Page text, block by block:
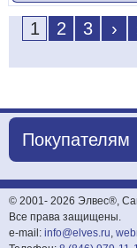
1 2 3 ›
Покупателям
© 2001- 2026 Элвес®,
Все права защищены.
e-mail: info@elves.ru,